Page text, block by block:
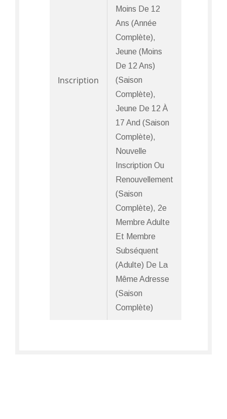
Inscription
Moins De 12
Ans (Année
Complète),
Jeune (moins
De 12 Ans)
(Saison
Complète),
Jeune De 12 À
17 And (Saison
Complète),
Nouvelle
Inscription Ou
Renouvellement
(Saison
Complète), 2e
Membre Adulte
Et Membre
Subséquent
(adulte) De La
Même Adresse
(Saison
Complète)